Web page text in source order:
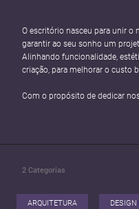
O escritório nasceu para unir o
garantir ao seu sonho um
Alinhando funcionalidade,
criação, para melhorar o custo
Com o propósito de dedicar
2 Categorias
ARQUITETURA DESIGN